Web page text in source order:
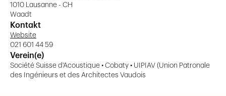
1010 Lausanne - CH
Waadt
Kontakt
Website
021 601 44 59
Verein(e)
Société Suisse d'Acoustique • Cobaty • UIPIAV (Union Patronale
des Ingénieurs et des Architectes Vaudois